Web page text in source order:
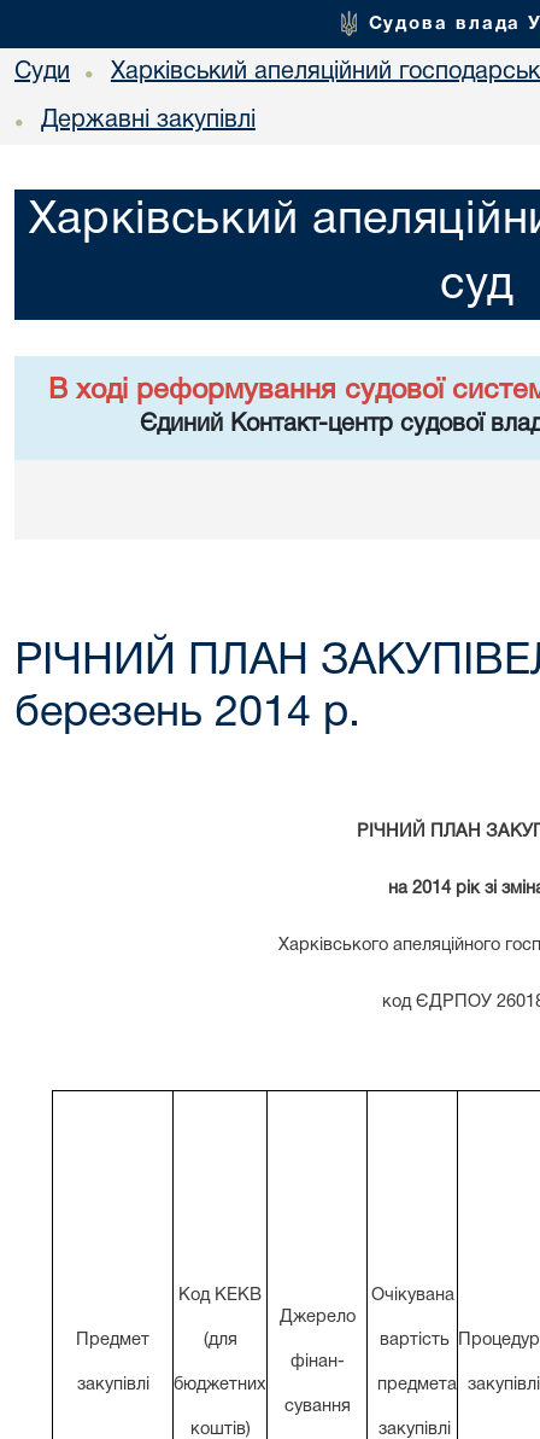
Судова влада
Суди • Харківський апеляційний
• Державні закупівлі
Харківський
суд
В ході реформування судової
Єдиний Контакт-центр судової
РІЧНИЙ ПЛАН
березень 2014 р.
РІЧНИЙ ПЛАН
на 2014 рік зі
Харківського апеляційного
код ЄДРПОУ
Предмет
закупівлі
Код КЕКВ
(для
бюджетних
коштів)
Джерело
фінан-
сування
Очікувана
вартість
предмета
закупівлі
закупівлі